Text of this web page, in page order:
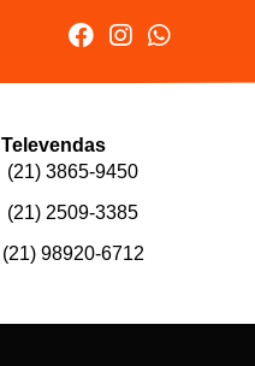
Televendas
(21) 3865-9450
(21) 2509-3385
(21) 98920-6712